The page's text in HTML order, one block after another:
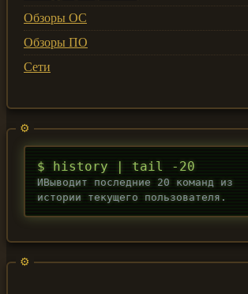
Обзоры ОС
Обзоры ПО
Сети
$ history | tail -20
ИВыводит последние 20 команд из
истории текущего пользователя.